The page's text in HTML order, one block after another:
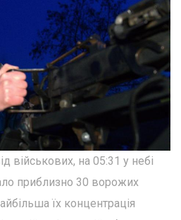
військових, на 05:31 у небі
приблизно 30 ворожих
їх концентрація